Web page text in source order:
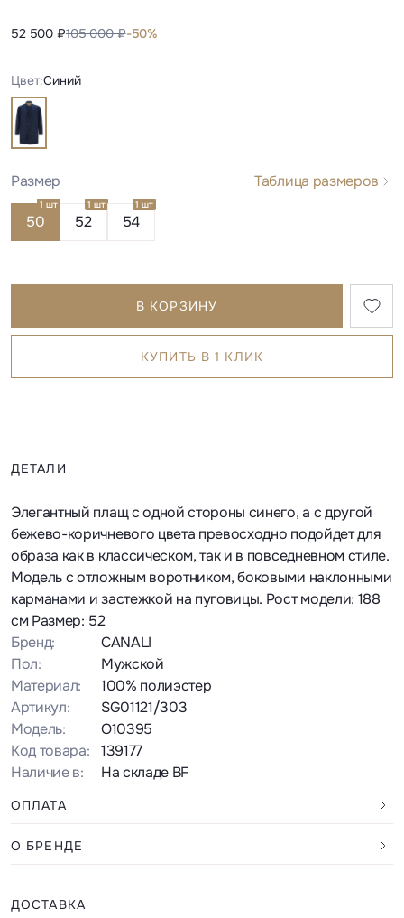
52 500 ₽105 000 ₽-50%
Цвет:Синий
Размер Таблица размеров
50
1 шт
52
1 шт
54
1 шт
В КОРЗИНУ
КУПИТЬ В 1 КЛИК
ДЕТАЛИ
Элегантный плащ с одной стороны синего, а с другой
бежево-коричневого цвета превосходно подойдет для
образа как в классическом, так и в повседневном стиле.
Модель с отложным воротником, боковыми наклонными
карманами и застежкой на пуговицы. Рост модели: 188
см Размер: 52
Бренд:
CANALI
Пол:
Мужской
Материал:
100% полиэстер
Артикул:
SG01121/303
Модель:
O10395
Код товара:
139177
Наличие в:
На складе BF
ОПЛАТА
О БРЕНДЕ
ДОСТАВКА